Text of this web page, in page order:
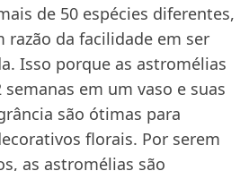
de 50 espécies diferentes,
razão da facilidade em ser
Isso porque as astromélias
em um vaso e suas
são ótimas para
florais. Por serem
as astromélias são